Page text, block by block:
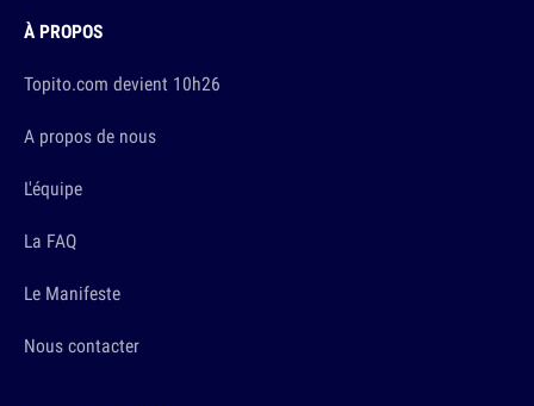
À PROPOS
Topito.com devient 10h26
A propos de nous
L'équipe
La FAQ
Le Manifeste
Nous contacter